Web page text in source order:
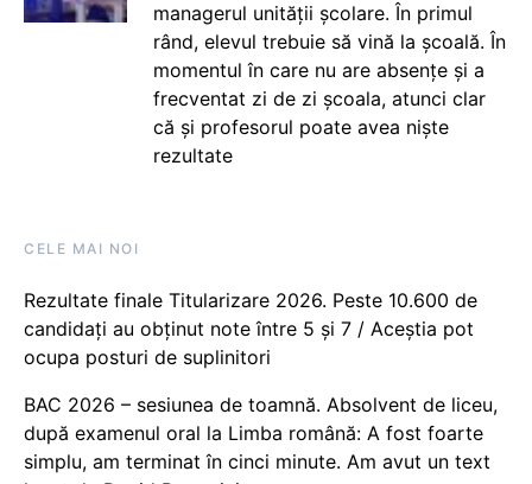
managerul unității școlare. În primul
rând, elevul trebuie să vină la școală. În
momentul în care nu are absențe și a
frecventat zi de zi școala, atunci clar
că și profesorul poate avea niște
rezultate
CELE MAI NOI
Rezultate finale Titularizare 2026. Peste 10.600 de
candidați au obținut note între 5 și 7 / Aceștia pot
ocupa posturi de suplinitori
BAC 2026 – sesiunea de toamnă. Absolvent de liceu,
după examenul oral la Limba română: A fost foarte
simplu, am terminat în cinci minute. Am avut un text